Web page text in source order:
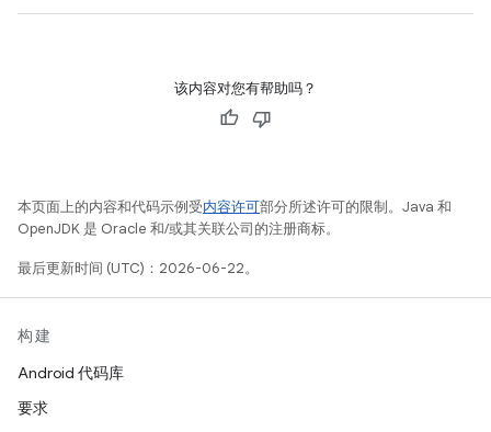
该内容对您有帮助吗？
本页面上的内容和代码示例受内容许可部分所述许可的限制。Java 和
OpenJDK 是 Oracle 和/或其关联公司的注册商标。
最后更新时间 (UTC)：2026-06-22。
构建
Android 代码库
要求